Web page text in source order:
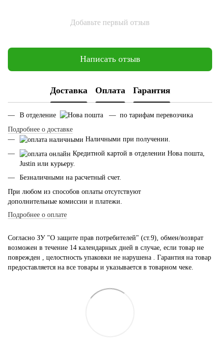
Добавьте первый отзыв
Написать отзыв
Доставка Оплата Гарантия
В отделение
— по тарифам перевозчика
Подробнее о доставке
Наличными при получении.
Кредитной картой в отделении Нова пошта,
Justin или курьеру.
Безналичными на расчетный счет.
При любом из способов оплаты отсутствуют
дополнительные комиссии и платежи.
Подробнее о оплате
Согласно ЗУ "О защите прав потребителей" (ст.9), обмен/возврат
возможен в течение 14 календарных дней в случае, если товар не
поврежден , целостность упаковки не нарушена . Гарантия на товар
предоставляется на все товары и указывается в товарном чеке.